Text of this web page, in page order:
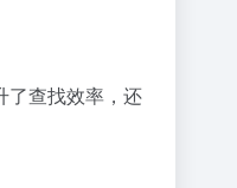
了查找效率，还